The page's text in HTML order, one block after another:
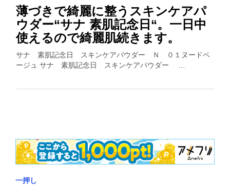
薄づきで綺麗に整うスキンケアパ
ウダー“サナ 素肌記念日“。一日中
使えるので綺麗肌続きます。
サナ 素肌記念日 スキンケアパウダー Ｎ ０１ヌードベ
ージュ サナ 素肌記念日 スキンケアパウダー …
一押し